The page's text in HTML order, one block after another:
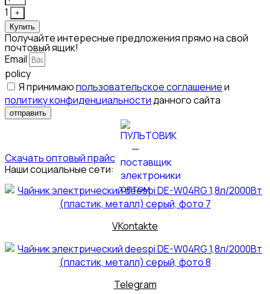
1
+
Купить
Получайте интересные предложения прямо на свой
почтовый ящик!
Email
policy
Я принимаюпользовательское соглашениеи
политику конфиденциальностиданного сайта
отправить
Скачать оптовый прайс
Наши социальные сети:
VKontakte
Telegram